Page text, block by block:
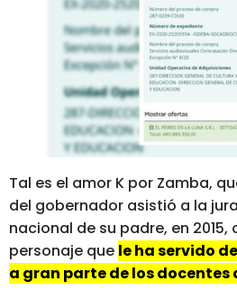
Tal es el amor K por Zamba,
del gobernador asistió a la
nacional de su padre, en 2015,
personaje que le ha servido
a gran parte de los docentes